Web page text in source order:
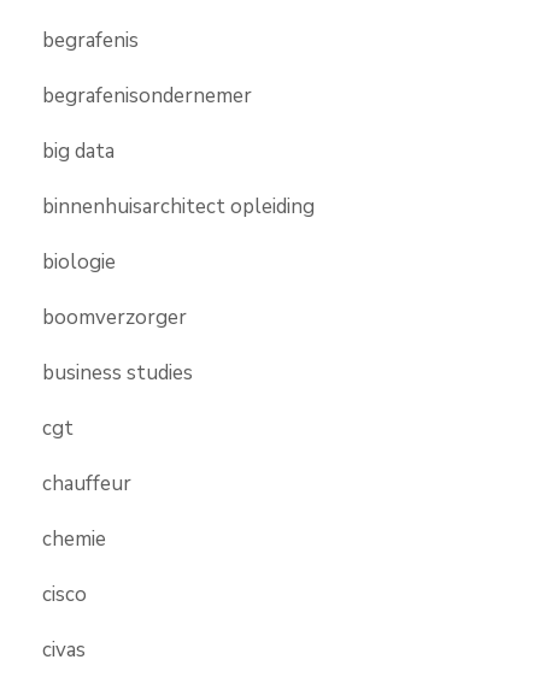
begrafenis
begrafenisondernemer
big data
binnenhuisarchitect opleiding
biologie
boomverzorger
business studies
cgt
chauffeur
chemie
cisco
civas